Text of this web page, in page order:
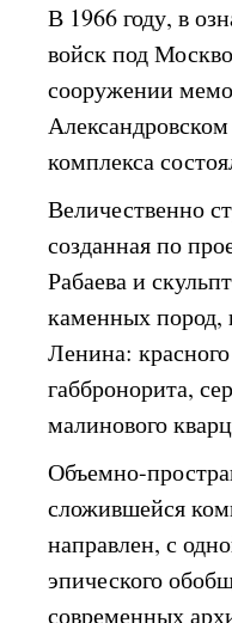
В 1966 году, в
войск под
сооружении
комплекса
Величественно
созданная по
Рабаева и
каменных пород,
Ленина:
габбронорита,
малинового
Объемно-
сложившейся
направлен, с
эпического
современных